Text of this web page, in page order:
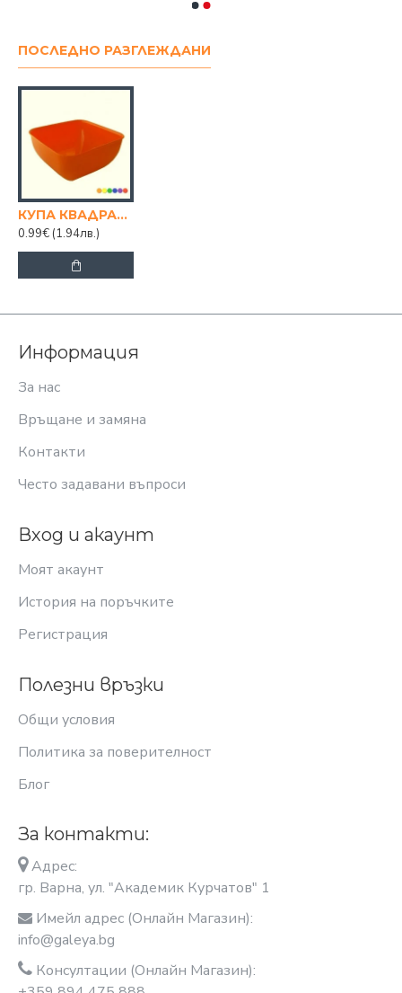
ПОСЛЕДНО РАЗГЛЕЖДАНИ
КУПА КВАДРАТ 4 Л.
0.99€ (1.94лв.)
Информация
За нас
Връщане и замяна
Контакти
Често задавани въпроси
Вход и акаунт
Моят акаунт
История на поръчките
Регистрация
Полезни връзки
Общи условия
Политика за поверителност
Блог
За контакти:
Адрес:
гр. Варна, ул. "Академик Курчатов" 1
Имейл адрес (Онлайн Магазин):
info@galeya.bg
Консултации (Онлайн Магазин):